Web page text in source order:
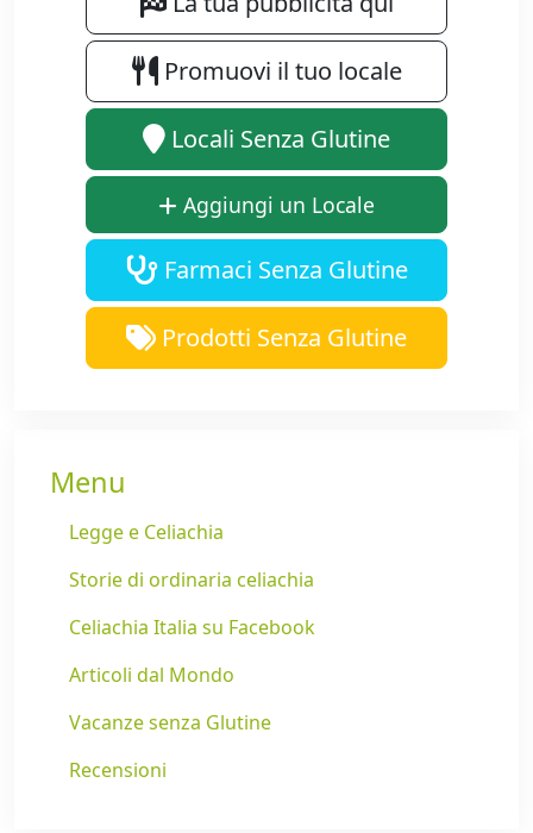
Promuovi il tuo locale
Locali Senza Glutine
Aggiungi un Locale
Farmaci Senza Glutine
Prodotti Senza Glutine
Menu
Legge e Celiachia
Storie di ordinaria celiachia
Celiachia Italia su Facebook
Articoli dal Mondo
Vacanze senza Glutine
Recensioni